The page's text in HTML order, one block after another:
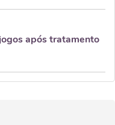
após tratamento